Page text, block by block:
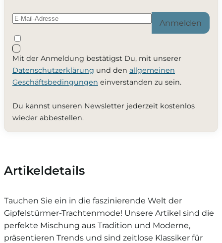
Anmelden
Mit der Anmeldung bestätigst Du, mit unserer
Datenschutzerklärung und den allgemeinen
Geschäftsbedingungen einverstanden zu sein.
Du kannst unseren Newsletter jederzeit kostenlos
wieder abbestellen.
Artikeldetails
Tauchen Sie ein in die faszinierende Welt der
Gipfelstürmer-Trachtenmode! Unsere Artikel sind die
perfekte Mischung aus Tradition und Moderne,
präsentieren Trends und sind zeitlose Klassiker für